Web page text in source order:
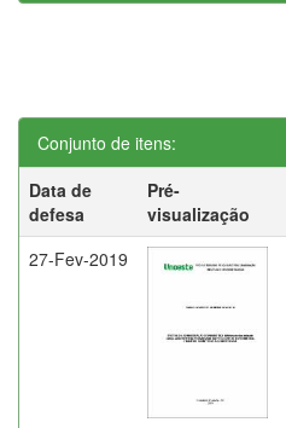
Conjunto de itens:
Data de
defesa
Pré-
visualização
27-Fev-2019